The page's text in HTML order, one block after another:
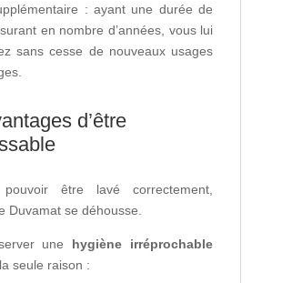
: ayant une durée de
en nombre d’années, vous lui
sans cesse de nouveaux usages
d’être
être lavé correctement,
Duvamat se déhousse.
une hygiène irréprochable
seule raison :